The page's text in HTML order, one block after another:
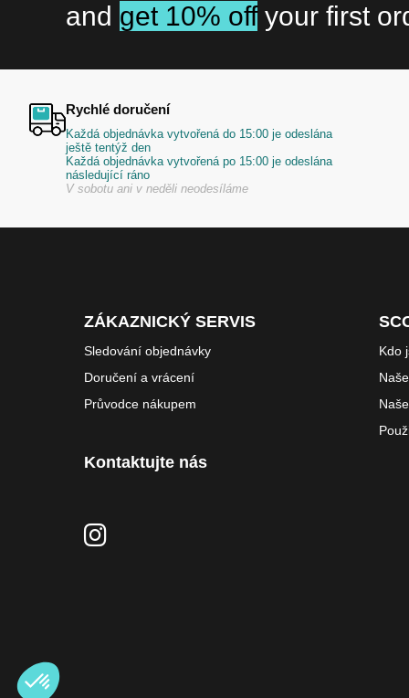
and get 10% off your first
Rychlé doručení
Každá objednávka vytvořená do 15:00 je odeslána
ještě tentýž den
Každá objednávka vytvořená po 15:00 je odeslána
následující ráno
V sobotu ani v neděli neodesíláme
ZÁKAZNICKÝ SERVIS
Sledování objednávky
Doručení a vrácení
Průvodce nákupem
Kontaktujte nás
Kdo